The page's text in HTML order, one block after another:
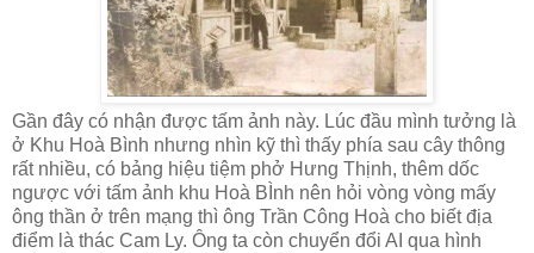
Gần đây có nhận được tấm ảnh này. Lúc đầu mình tưởng là
ở Khu Hoà Bình nhưng nhìn kỹ thì thấy phía sau cây thông
rất nhiều, có bảng hiệu tiệm phở Hưng Thịnh, thêm dốc
ngược với tấm ảnh khu Hoà BÌnh nên hỏi vòng vòng mấy
ông thần ở trên mạng thì ông Trần Công Hoà cho biết địa
điểm là thác Cam Ly. Ông ta còn chuyển đổi AI qua hình